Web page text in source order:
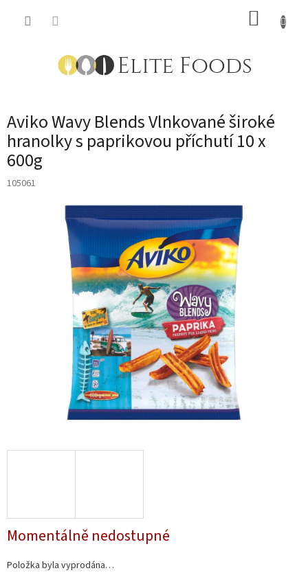
Aviko Wavy Blends Vlnkované široké
hranolky s paprikovou příchutí 10 x
600g
105061
Momentálně nedostupné
Položka byla vyprodána…